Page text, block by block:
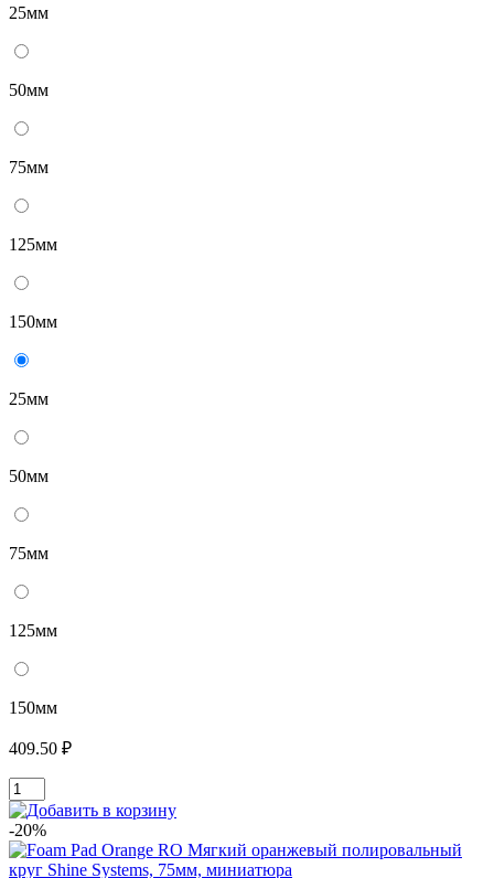
25мм
50мм
75мм
125мм
150мм
25мм
50мм
75мм
125мм
150мм
409.50 ₽
-20%